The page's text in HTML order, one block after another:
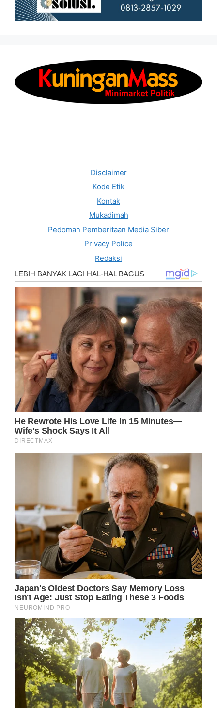
Disclaimer
Kode Etik
Kontak
Mukadimah
Pedoman Pemberitaan Media Siber
Privacy Police
Redaksi